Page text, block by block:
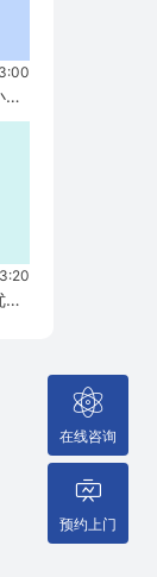
商企如何开发一款高质量的购物小程序？...
商企开发分销商城小程序有什么优势？...
在线咨询
预约上门